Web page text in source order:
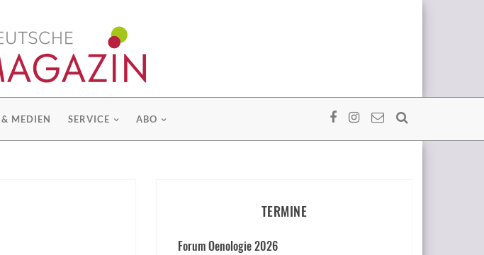
MEDIEN SERVICE ABO
TERMINE
Forum Oenologie 2026